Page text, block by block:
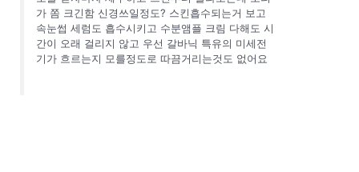
가 쫌 크긴함 신경쓰일정도? 스킨흡수되는거 보고
속눈썹 세럼도 흡수시키고 수분앰플 크림 다해도 시
간이 오래 걸리지 않고 우선 갈바닉 특유의 미세전
기가 흐르는지 모를정도로 따끔거리는것도 없어요